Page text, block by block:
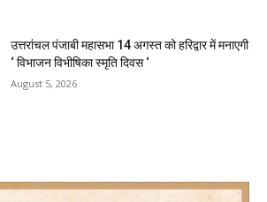
उत्तरांचल पंजाबी महासभा 14 अगस्त को हरिद्वार में मनाएगी
‘ विभाजन विभीषिका स्मृति दिवस ‘
August 5, 2026